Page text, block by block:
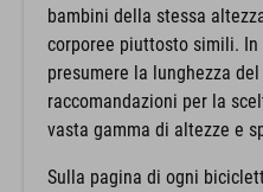
bambini della stessa
corporee piuttosto simili.
presumere la lunghezza
raccomandazioni per la
vasta gamma di altezze e
Sulla pagina di ogni